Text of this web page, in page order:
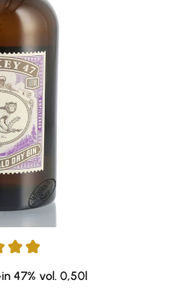
4.92 von 5 Sternen
47% vol. 0,50l